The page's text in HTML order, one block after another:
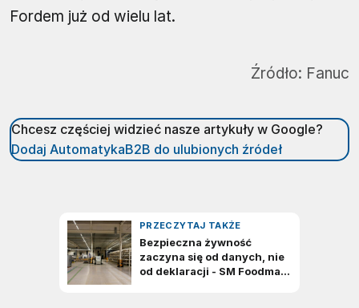
Fordem już od wielu lat.
Źródło: Fanuc
Chcesz częściej widzieć nasze artykuły w Google?
Dodaj AutomatykaB2B do ulubionych źródeł